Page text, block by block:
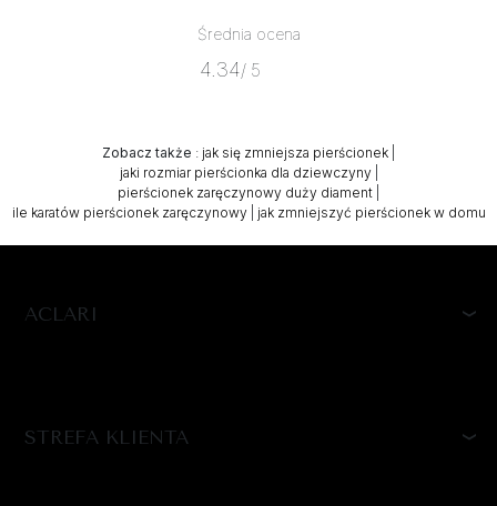
Średnia ocena
4.34/ 5
Zobacz także : jak się zmniejsza pierścionek
jaki rozmiar pierścionka dla dziewczyny|
pierścionek zaręczynowy duży diament
ile karatów pierścionek zaręczynowy| jak zmniejszyć pierścionek w domu
ACLARI
STREFA KLIENTA